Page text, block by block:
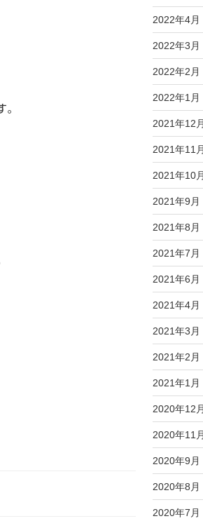
2022年4月
2022年3月
2022年2月
2022年1月
2021年12月
2021年11月
2021年10月
2021年9月
2021年8月
2021年7月
2021年6月
2021年4月
2021年3月
2021年2月
2021年1月
2020年12月
2020年11月
2020年9月
2020年8月
2020年7月